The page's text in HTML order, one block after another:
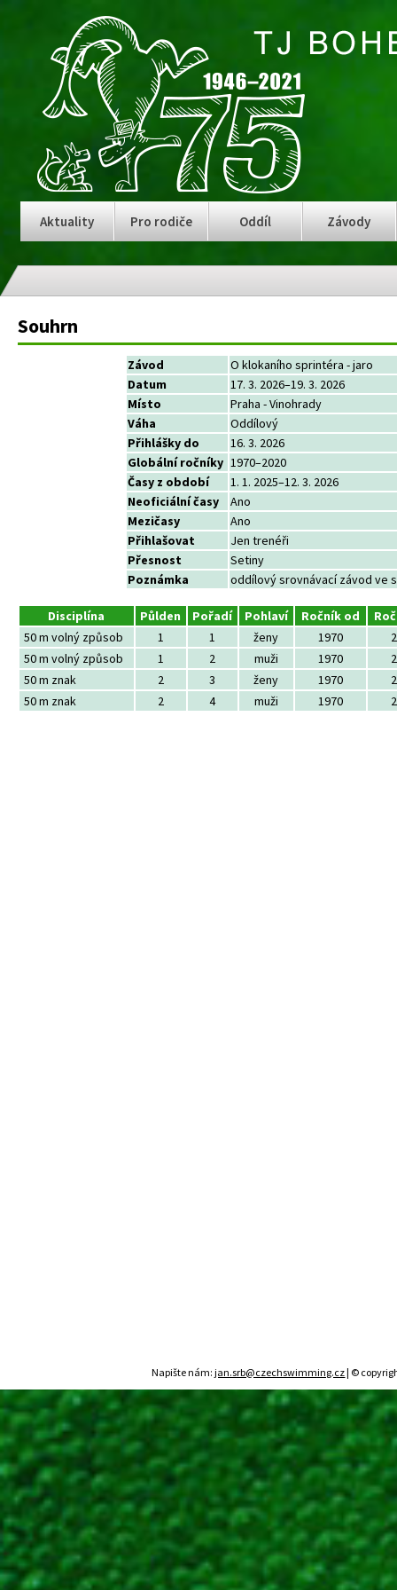
Aktuality Pro rodiče Oddíl Závody
Souhrn
Závod
O klokaního sprintéra - jaro
Datum
17. 3. 2026–19. 3. 2026
Místo
Praha - Vinohrady
Váha
Oddílový
Přihlášky do
16. 3. 2026
Globální ročníky 1970–2020
Časy z období
1. 1. 2025–12. 3. 2026
Neoficiální časy
Ano
Mezičasy
Ano
Přihlašovat
Jen trenéři
Přesnost
Setiny
Poznámka
oddílový srovnávací závod ve
Disciplína Půlden Pořadí Pohlaví Ročník od
50 m volný způsob
1 1 ženy 1970
50 m volný způsob
1 2 muži 1970
50 m znak
2 3 ženy 1970
50 m znak
2 4 muži 1970
Napište nám:jan.srb@czechswimming.cz| ©